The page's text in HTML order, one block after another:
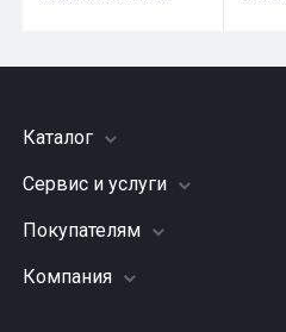
Каталог
Шины
Грузовые шины
Диски
Сервис и услуги
Заправка кондиционера
Подвеска (ходовая часть)
Покупателям
Акции
Компания